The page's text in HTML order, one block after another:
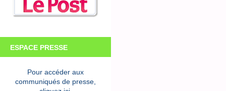
ESPACE PRESSE
Pour accéder aux
communiqués de presse,